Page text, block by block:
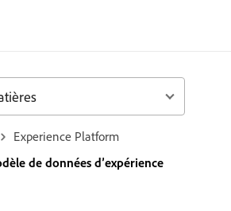
Experience Platform
de données d’expérience